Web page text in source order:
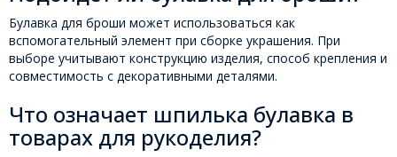
Булавка для броши может использоваться как
вспомогательный элемент при сборке украшения. При
выборе учитывают конструкцию изделия, способ крепления и
совместимость с декоративными деталями.
Что означает шпилька булавка в
товарах для рукоделия?